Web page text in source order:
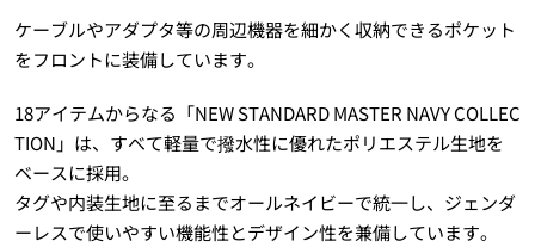
ケーブルやアダプタ等の周辺機器を細かく収納できるポケット
をフロントに装備しています。
18アイテムからなる「NEW STANDARD MASTER NAVY COLLEC
TION」は、すべて軽量で撥水性に優れたポリエステル生地を
ベースに採用。
タグや内装生地に至るまでオールネイビーで統一し、ジェンダ
ーレスで使いやすい機能性とデザイン性を兼備しています。